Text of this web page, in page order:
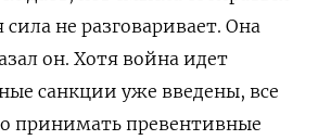
сила не разговаривает. Она
он. Хотя война идет
санкции уже введены, все
принимать превентивные